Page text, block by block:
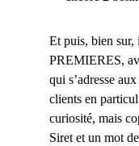
Et puis, bien
PREMIERES,
qui s’adresse
clients en
curiosité, mais
Siret et un mot